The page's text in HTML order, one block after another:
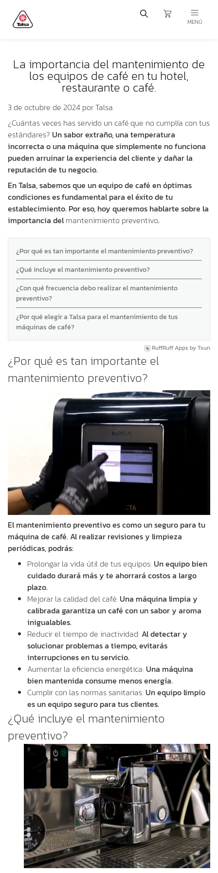
MENÚ
La importancia del mantenimiento de
los equipos de café en tu hotel,
restaurante o café.
3 de octubre de 2024 por Talsa
¿Cuántas veces has servido un café que no cumplía con tus
estándares? Un sabor extraño, una temperatura
incorrecta o una máquina que simplemente no funciona
pueden arruinar la experiencia del cliente y dañar la
reputación de tu negocio.
En Talsa, sabemos que un equipo de café en óptimas
condiciones es fundamental para el éxito de tu
establecimiento. Por eso, hoy queremos hablarte sobre la
importancia del mantenimiento preventivo.
¿Por qué es tan importante el mantenimiento preventivo?
¿Qué incluye el mantenimiento preventivo?
¿Con qué frecuencia debo realizar el mantenimiento
preventivo?
¿Por qué elegir a Talsa para el mantenimiento de tus
máquinas de café?
RuffRuff Apps byTsun
¿Por qué es tan importante el
mantenimiento preventivo?
El mantenimiento preventivo es como un seguro para tu
máquina de café. Al realizar revisiones y limpieza
periódicas, podrás:
Prolongar la vida útil de tus equipos: Un equipo bien
cuidado durará más y te ahorrará costos a largo
plazo.
Mejorar la calidad del café: Una máquina limpia y
calibrada garantiza un café con un sabor y aroma
inigualables.
Reducir el tiempo de inactividad: Al detectar y
solucionar problemas a tiempo, evitarás
interrupciones en tu servicio.
Aumentar la eficiencia energética: Una máquina
bien mantenida consume menos energía.
Cumplir con las normas sanitarias: Un equipo limpio
es un equipo seguro para tus clientes.
¿Qué incluye el mantenimiento
preventivo?